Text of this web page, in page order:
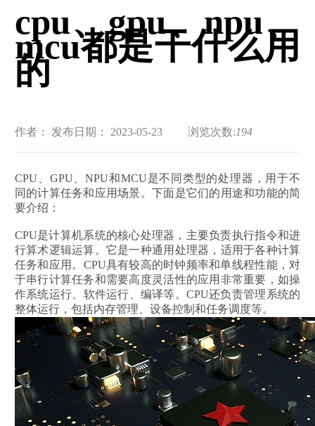
cpu、gpu、npu、
mcu都是干什么用
的
作者： 发布日期： 2023-05-23 浏览次数:194
CPU、GPU、NPU和MCU是不同类型的处理器，用于不
同的计算任务和应用场景。下面是它们的用途和功能的简
要介绍：
CPU是计算机系统的核心处理器，主要负责执行指令和进
行算术逻辑运算。它是一种通用处理器，适用于各种计算
任务和应用。CPU具有较高的时钟频率和单线程性能，对
于串行计算任务和需要高度灵活性的应用非常重要，如操
作系统运行、软件运行、编译等。CPU还负责管理系统的
整体运行，包括内存管理、设备控制和任务调度等。